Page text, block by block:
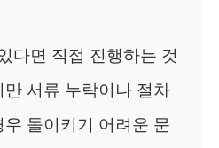
다면 직접 진행하는 것
만 서류 누락이나 절차
돌이키기 어려운 문